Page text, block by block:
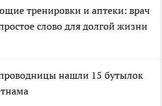
тренировки и аптеки: врач
слово для долгой жизни
нашли 15 бутылок